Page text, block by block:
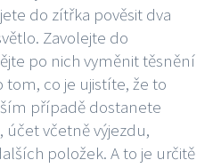
do zítřka pověsit dva
Zavolejte do
po nich vyměnit těsnění
co je ujistíte, že to
případě dostanete
včetně výjezdu,
položek. A to je určitě